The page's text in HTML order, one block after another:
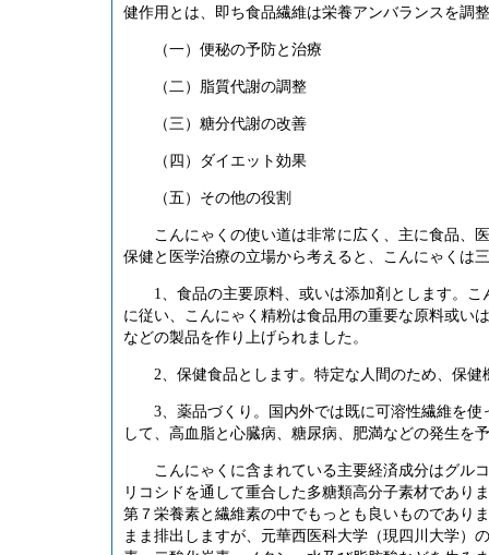
健作用とは、即ち食品繊維は栄養アンバランスを調
（一） 便秘の予防と治療
（二） 脂質代謝の調整
（三） 糖分代謝の改善
（四） ダイエット効果
（五） その他の役割
こんにゃくの使い道は非常に広く、主に食品、
保健と医学治療の立場から考えると、こんにゃくは
1、 食品の主要原料、或いは添加剤とします。
に従い、こんにゃく精粉は食品用の重要な原料或い
などの製品を作り上げられました。
2、 保健食品とします。特定な人間のため、保
3、 薬品づくり。国内外では既に可溶性繊維を
して、高血脂と心臓病、糖尿病、肥満などの発生を
こんにゃくに含まれている主要経済成分はグル
リコシドを通して重合した多糖類高分子素材であり
第７栄養素と繊維素の中でもっとも良いものであり
まま排出しますが、元華西医科大学（現四川大学）